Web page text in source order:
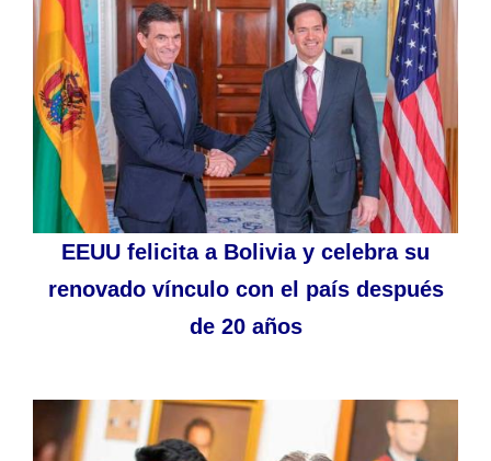
EEUU felicita a Bolivia y celebra su
renovado vínculo con el país después
de 20 años